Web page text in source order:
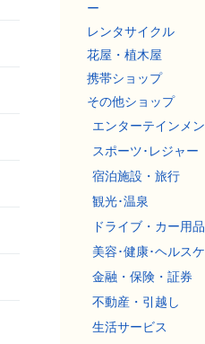
ー
レンタサイクル
花屋・植木屋
携帯ショップ
その他ショップ
エンターテインメン
スポーツ･レジャー
宿泊施設・旅行
観光･温泉
ドライブ・カー用品
美容･健康･ヘルス
金融・保険・証券
不動産・引越し
生活サービス